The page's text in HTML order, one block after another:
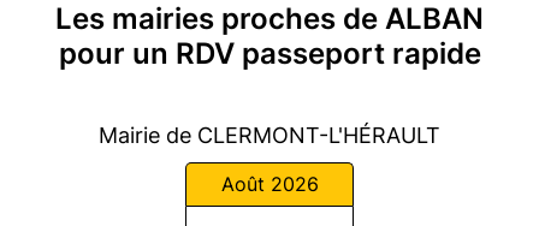
Les mairies proches de ALBAN
pour un RDV passeport rapide
Mairie de CLERMONT-L'HÉRAULT
Août 2026